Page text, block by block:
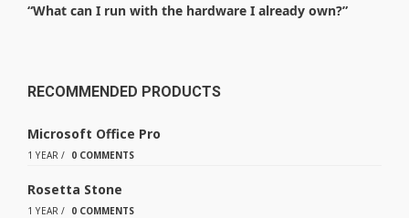
“What can I run with the hardware I already own?”
RECOMMENDED PRODUCTS
Microsoft Office Pro
1 YEAR / 0 COMMENTS
Rosetta Stone
1 YEAR / 0 COMMENTS